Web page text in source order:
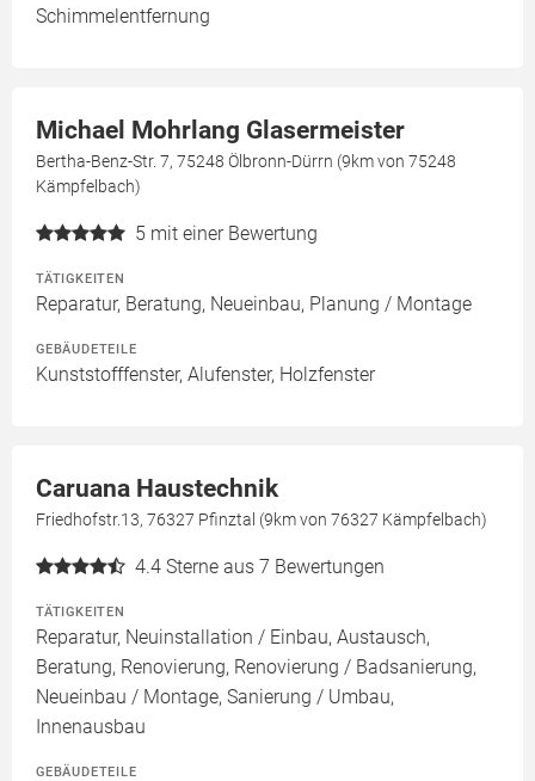
Schimmelentfernung
Michael Mohrlang Glasermeister
Bertha-Benz-Str. 7, 75248 Ölbronn-Dürrn (9km von 75248
Kämpfelbach)
5 mit einer Bewertung
TÄTIGKEITEN
Reparatur, Beratung, Neueinbau, Planung / Montage
GEBÄUDETEILE
Kunststofffenster, Alufenster, Holzfenster
Caruana Haustechnik
Friedhofstr.13, 76327 Pfinztal (9km von 76327 Kämpfelbach)
4.4 Sterne aus 7 Bewertungen
TÄTIGKEITEN
Reparatur, Neuinstallation / Einbau, Austausch,
Beratung, Renovierung, Renovierung / Badsanierung,
Neueinbau / Montage, Sanierung / Umbau,
Innenausbau
GEBÄUDETEILE